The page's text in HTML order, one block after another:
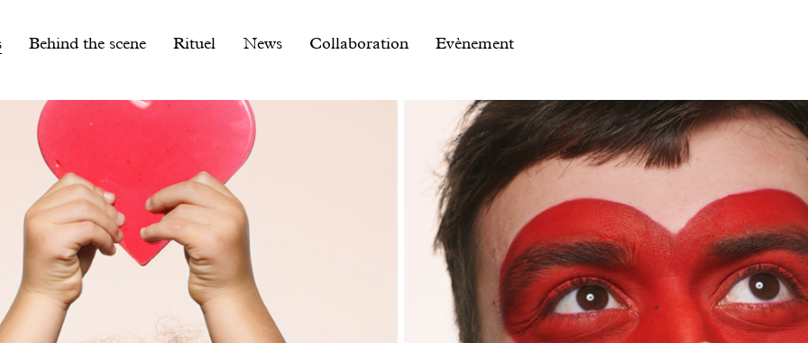
Behind the scene Rituel News Collaboration Evènement